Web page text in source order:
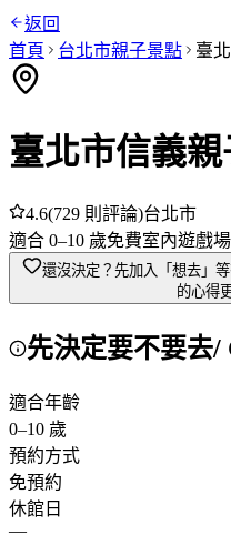
返回
首頁
台北市親子景點 臺
臺北市信義
4.6(729 則評論)台北市
適合 0–10 歲免費室內遊戲場
還沒決定？先加入「想去」
的心得
先決定要不要去/
適合年齡
0–10 歲
預約方式
免預約
休館日
—